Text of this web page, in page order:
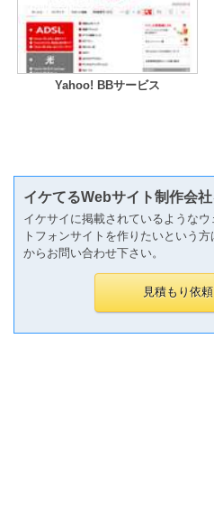
Yahoo! BBサービス
イケてるWebサイト制作会
イケサイに掲載されているような
トフォンサイトを作りたいという
からお問い合わせ下さい。